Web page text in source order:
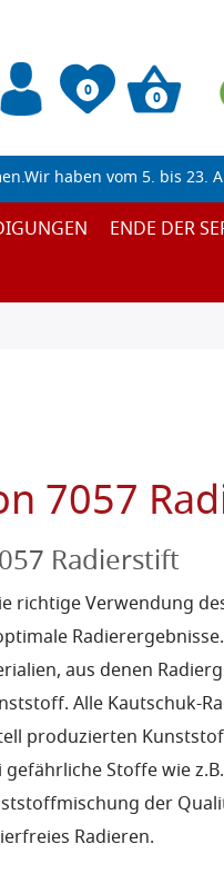
0 0
haben vom 5. bis 23.
ENDE DER
7057
Radierstift
richtige Verwendung
aus denen
Alle Kautschuk-
produzierten
Stoffe wie
der
Radieren.